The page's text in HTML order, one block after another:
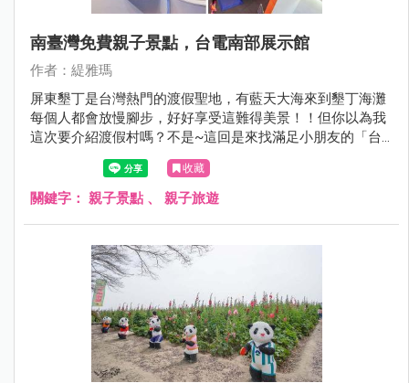
南臺灣免費親子景點，台電南部展示館
作者：緹雅瑪
屏東墾丁是台灣熱門的渡假聖地，有藍天大海來到墾丁海灘
每個人都會放慢腳步，好好享受這難得美景！！但你以為我
這次要介紹渡假村嗎？不是~這回是來找滿足小朋友的「台
電南部展示館」，來玩挑高2層樓旋轉滑梯，順便長知
收藏
關鍵字： 親子景點 、 親子旅遊